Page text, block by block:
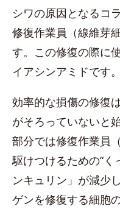
シワの原因となるコ
修復作業員（線維芽
す。この修復の際に
イアシンアミドです。
効率的な損傷の修復
がそろっていないと
部分では修復作業員
駆けつけるための“く
ンキュリン」が減少
ゲンを修復する細胞